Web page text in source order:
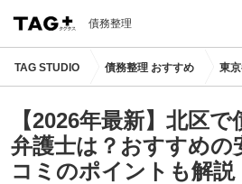
債務整理
TAG STUDIO 債務整理 おすすめ 東
【2026年最新】北区
弁護士は？おすすめの
コミのポイントも解説